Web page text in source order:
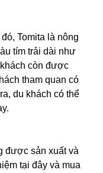
Tomita là nông
tím trải dài như
còn được
tham quan có
du khách có thể
được sản xuất và
tại đây và mua